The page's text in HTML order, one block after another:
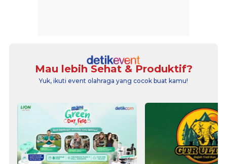
Mau lebih Sehat & Produktif?
Yuk, ikuti event olahraga yang cocok buat kamu!